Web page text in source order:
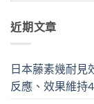
近期文章
日本藤素幾耐見
反應、效果維持